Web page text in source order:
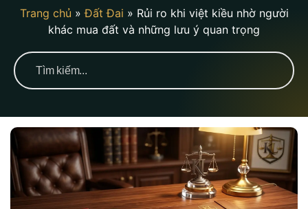
Trang chủ »Đất Đai » Rủi ro khi việt kiều nhờ người
khác mua đất và những lưu ý quan trọng